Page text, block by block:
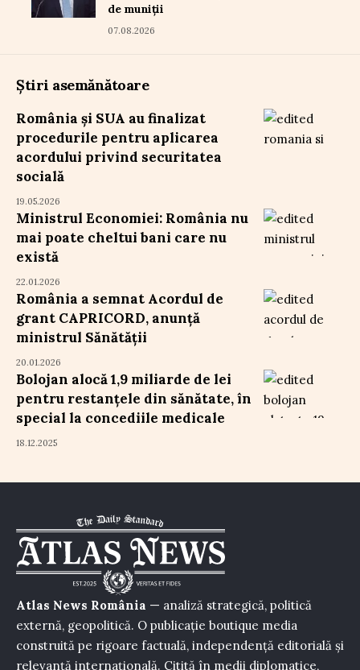
de muniții
07.08.2026
Știri asemănătoare
România și SUA au finalizat
procedurile pentru aplicarea
acordului privind securitatea
socială
19.05.2026
Ministrul Economiei: România nu
mai poate cheltui bani care nu
există
22.01.2026
România a semnat Acordul de
grant CAPRICORD, anunță
ministrul Sănătății
20.01.2026
Bolojan alocă 1,9 miliarde de lei
pentru restanțele din sănătate, în
special la concediile medicale
18.12.2025
Atlas News România — analiză strategică, politică
externă, geopolitică. O publicație boutique media
construită pe rigoare factuală, independență editorială și
relevanță internațională. Citită în medii diplomatice,